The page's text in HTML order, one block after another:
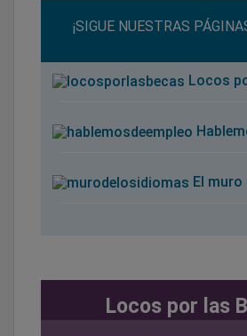
¡SIGUE NUESTRAS
Locos
El
Locos por las